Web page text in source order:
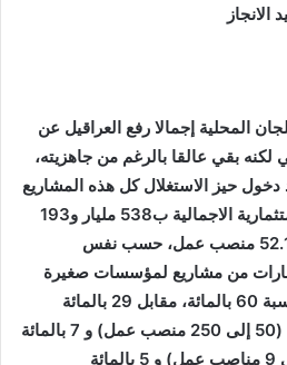
المحلية إجمالا رفع العراقيل عن
لكنه بقي عالقا بالرغم من جاهزيته،
حيز الاستغلال كل هذه المشاريع
العالقة التي تقدر قيمتها الاستثمارية الاجمالية ب538 مليار و193
مليون دج، فسيتم إنشاء 52.187 منصب عمل، حسب نفس
من مشاريع لمؤسسات صغيرة
(10 إلى 49 منصب عمل) بنسبة 60 بالمائة، مقابل 29 بالمائة
لمشاريع مؤسسات متوسطة (50 إلى 250 منصب عمل) و 7 بالمائة
لمؤسسات صغيرة جدا (1 إلى 9 مناصب عمل) و 5 بالمائة